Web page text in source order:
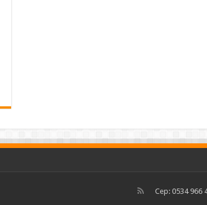
Cep: 0534 966